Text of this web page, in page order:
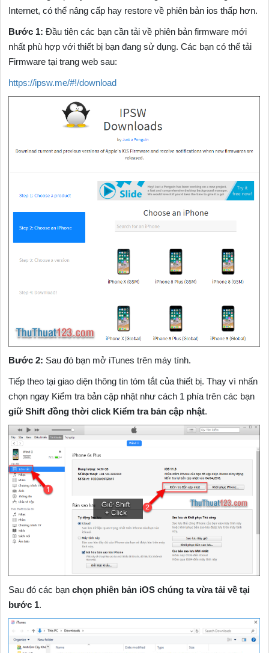
Internet, có thể nâng cấp hay restore về phiên bản ios thấp hơn.
Bước 1: Đầu tiên các bạn cần tải về phiên bản firmware mới
nhất phù hợp với thiết bị bạn đang sử dụng. Các bạn có thể tải
Firmware tại trang web sau:
https://ipsw.me/#!/download
Bước 2: Sau đó bạn mở iTunes trên máy tính.
Tiếp theo tại giao diện thông tin tóm tắt của thiết bị. Thay vì nhấn
chọn ngay Kiểm tra bản cập nhật như cách 1 phía trên các bạn
giữ Shift đồng thời click Kiểm tra bản cập nhật.
Sau đó các bạnchọn phiên bản iOS chúng ta vừa tải về tại
bước 1.